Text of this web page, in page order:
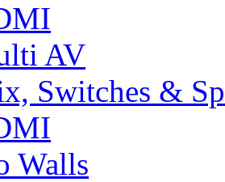
AV
Switches &
Walls